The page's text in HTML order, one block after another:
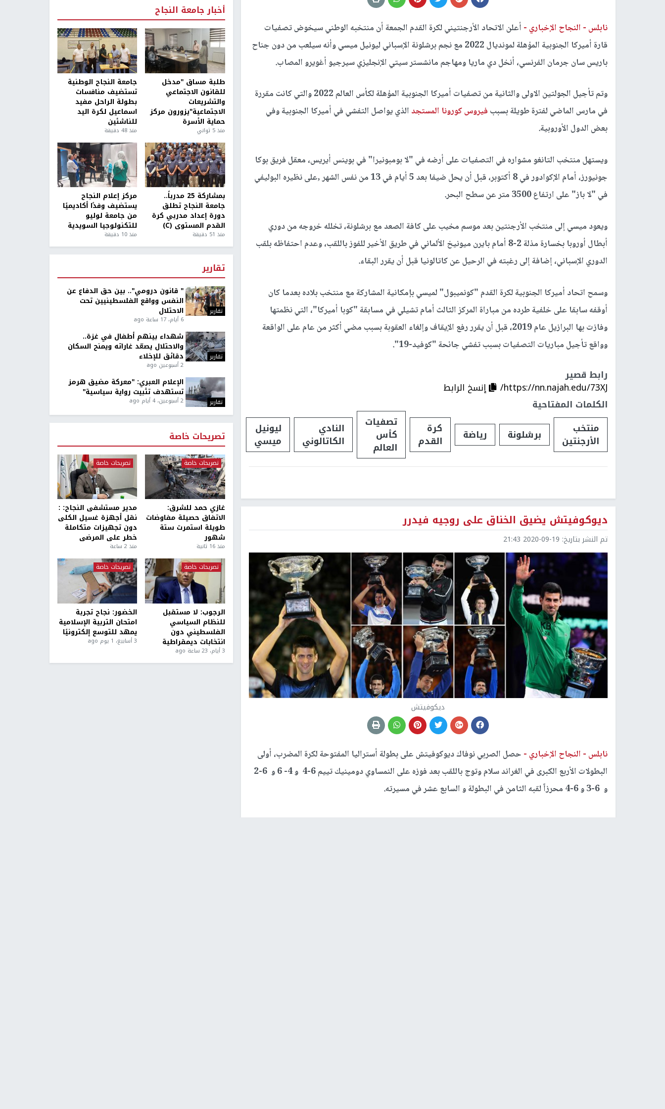
نابلس - النجاح الإخباري - أعلن الاتحاد الأرجنتيني لكرة القدم الجمعة أن منتخبه الوطني سيخوض تصفيات
قارة أميركا الجنوبية المؤهلة لمونديال 2022 مع نجم برشلونة الإسباني ليونيل ميسي وأنه سيلعب من دون جناح
باريس سان جرمان الفرنسي، أنخل دي ماريا ومهاجم مانشستر سيتي الإنجليزي سيرجيو أغويرو المصاب.
وتم تأجيل الجولتين الاولى والثانية من تصفيات أميركا الجنوبية المؤهلة لكأس العالم 2022 والتي كانت مقررة
في مارس الماضي لفترة طويلة بسبب فيروس كورونا المستجد الذي يواصل التفشي في أميركا الجنوبية وفي
بعض الدول الأوروبية.
ويستهل منتخب التانغو مشواره في التصفيات على أرضه في "لا بومبونيرا" في بوينس أيريس، معقل فريق بوكا
جونيورز، أمام الإكوادور في 8 أكتوبر، قبل أن يحل ضيفا بعد 5 أيام في 13 من نفس الشهر ,على نظيره البوليفي
في "لا باز" على ارتفاع 3500 متر عن سطح البحر.
ويعود ميسي إلى منتخب الأرجنتين بعد موسم مخيب على كافة الصعد مع برشلونة، تخلله خروجه من دوري
أبطال أوروبا بخسارة مذلة 2-8 أمام بايرن ميونيخ الألماني في طريق الأخير للفوز باللقب، وعدم احتفاظه بلقب
الدوري الإسباني، إضافة إلى رغبته في الرحيل عن كاتالونيا قبل أن يقرر البقاء.
وسمح اتحاد أميركا الجنوبية لكرة القدم "كونميبول" لميسي بإمكانية المشاركة مع منتخب بلاده بعدما كان
أوقفه سابقا على خلفية طرده من مباراة المركز الثالث أمام تشيلي في مسابقة "كوبا أميركا"، التي نظمتها
وفازت بها البرازيل عام 2019، قبل أن يقرر رفع الإيقاف وإلغاء العقوبة بسبب مضي أكثر من عام على الواقعة
وواقع تأجيل مباريات التصفيات بسبب تفشي جائحة "كوفيد-19".
رابط قصير
https://nn.najah.edu/73XJ/
إنسخ الرابط
الكلمات المفتاحية
منتخب
الأرجنتين برشلونة رياضة كرة
القدم
تصفيات
كأس
العالم
النادي
الكاتالوني
ليونيل
ميسي
ديوكوفيتش يضيق الخناق على روجيه فيدرر
تم النشر بتاريخ: 2020-09-19 21:43
ديكوفيتش
نابلس - النجاح الإخباري - حصل الصربي نوفاك ديوكوفيتش على بطولة أستراليا المفتوحة لكرة المضرب، أولى
البطولات الأربع الكبرى في الغراند سلام وتوج باللقب بعد فوزه على النمساوي دومينيك تييم 6-4 و 4- 6 و 6-2
و 6-3 و 6-4 محرزاً لقبه الثامن في البطولة و السابع عشر في مسيرته.
أخبار جامعة النجاح
طلبة مساق "مدخل
للقانون الاجتماعي
والتشريعات
الاجتماعية"يزورون مركز
حماية الأسرة
منذ 5 ثواني
جامعة النجاح الوطنية
تستضيف منافسات
بطولة الراحل مفيد
اسماعيل لكرة اليد
للناشئين
منذ 48 دقيقة
بمشاركة 25 مدرباً..
جامعة النجاح تطلق
دورة إعداد مدربي كرة
القدم المستوى (C)
منذ 51 دقيقة
مركز إعلام النجاح
يستضيف وفدًا أكاديميًا
من جامعة لوليو
للتكنولوجيا السويدية
منذ 10 دقيقة
تقارير
تقارير
" قانون درومي".. بين حق الدفاع عن
النفس وواقع الفلسطينيين تحت
الاحتلال
6 أيام، 17 ساعة ago
تقارير
شهداء بينهم أطفال في غزة..
والاحتلال يصعّد غاراته ويمنح السكان
دقائق للإخلاء
2 أسبوعين ago
تقارير
الإعلام العبري: "معركة مضيق هرمز
تستهدف تثبيت رواية سياسية"
2 أسبوعين، 4 أيام ago
تصريحات خاصة
تصريحات خاصة
غازي حمد للشرق:
الاتفاق حصيلة مفاوضات
طويلة استمرت ستة
شهور
منذ 16 ثانية
تصريحات خاصة
مدير مستشفى النجاح: :
نقل أجهزة غسيل الكلى
دون تجهيزات متكاملة
خطر على المرضى
منذ 2 ساعة
تصريحات خاصة
الرجوب: لا مستقبل
للنظام السياسي
الفلسطيني دون
انتخابات ديمقراطية
3 أيام، 23 ساعة ago
تصريحات خاصة
الخضور: نجاح تجربة
امتحان التربية الإسلامية
يمهد للتوسع إلكترونيًا
3 أسابيع، 1 يوم ago